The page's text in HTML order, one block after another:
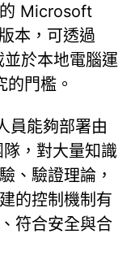
Microsoft
本，可透過
於本地電腦運
門檻。
員能夠部署由
，對大量知識
、驗證理論，
的控制機制有
符合安全與合